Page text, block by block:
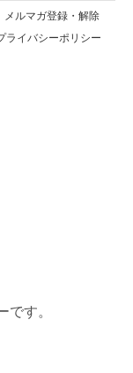
メルマガ登録・解除
ライバシーポリシー
す。